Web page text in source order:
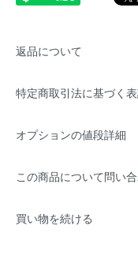
返品について
特定商取引法に基づく
オプションの値段詳細
この商品について問い
買い物を続ける